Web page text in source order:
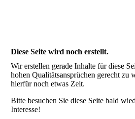
Diese Seite wird noch erstellt.
Wir erstellen gerade Inhalte für diese
hohen Qualitätsansprüchen gerecht zu
hierfür noch etwas Zeit.
Bitte besuchen Sie diese Seite bald
Interesse!